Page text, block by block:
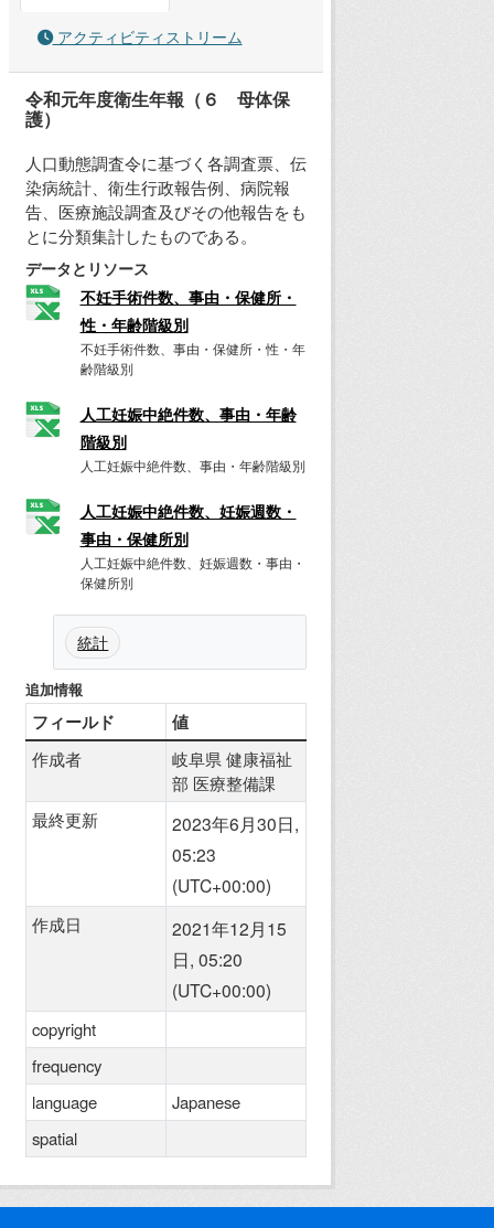
アクティビティストリーム
令和元年度衛生年報（６ 母体保
護）
人口動態調査令に基づく各調査票、伝
染病統計、衛生行政報告例、病院報
告、医療施設調査及びその他報告をも
とに分類集計したものである。
データとリソース
不妊手術件数、事由・保健所・
性・年齢階級別
不妊手術件数、事由・保健所・性・年
齢階級別
人工妊娠中絶件数、事由・年齢
階級別
人工妊娠中絶件数、事由・年齢階級別
人工妊娠中絶件数、妊娠週数・
事由・保健所別
人工妊娠中絶件数、妊娠週数・事由・
保健所別
統計
追加情報
フィールド 値
作成者
岐阜県 健康福祉
部 医療整備課
最終更新
2023年6月30日,
05:23
(UTC+00:00)
作成日
2021年12月15
日, 05:20
(UTC+00:00)
copyright
frequency
language
Japanese
spatial